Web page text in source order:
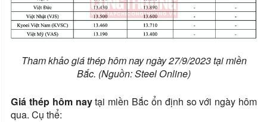
Tham khảo giá thép hôm nay ngày 27/9/2023 tại miền
Bắc. (Nguồn: Steel Online)
Giá thép hôm naytại miền Bắc ổn định so với ngày hôm
qua. Cụ thể: